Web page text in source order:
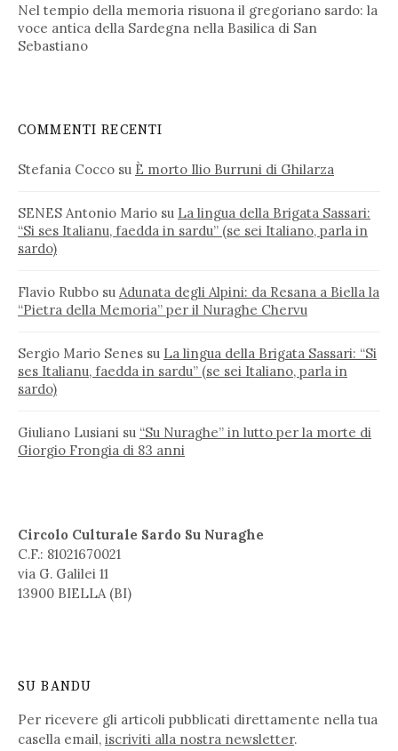
Nel tempio della memoria risuona il gregoriano sardo: la
voce antica della Sardegna nella Basilica di San
Sebastiano
COMMENTI RECENTI
Stefania Cocco su È morto Ilio Burruni di Ghilarza
SENES Antonio Mario su La lingua della Brigata Sassari:
“Si ses Italianu, faedda in sardu” (se sei Italiano, parla in
sardo)
Flavio Rubbo su Adunata degli Alpini: da Resana a Biella la
“Pietra della Memoria” per il Nuraghe Chervu
Sergio Mario Senes su La lingua della Brigata Sassari: “Si
ses Italianu, faedda in sardu” (se sei Italiano, parla in
sardo)
Giuliano Lusiani su “Su Nuraghe” in lutto per la morte di
Giorgio Frongia di 83 anni
Circolo Culturale Sardo Su Nuraghe
C.F.: 81021670021
via G. Galilei 11
13900 BIELLA (BI)
SU BANDU
Per ricevere gli articoli pubblicati direttamente nella tua
casella email, iscriviti alla nostra newsletter.